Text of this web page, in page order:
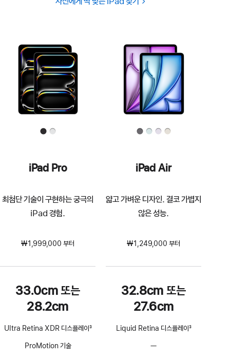
iPad Pro
최첨단 기술이 구현하는 궁극의
iPad 경험.
₩1,999,000 부터
33.0cm 또는
28.2cm
Ultra Retina XDR 디스플레이3
ProMotion 기술
iPad Air
얇고 가벼운 디자인. 결코 가볍지
않은 성능.
₩1,249,000 부터
32.8cm 또는
27.6cm
Liquid Retina 디스플레이3
—